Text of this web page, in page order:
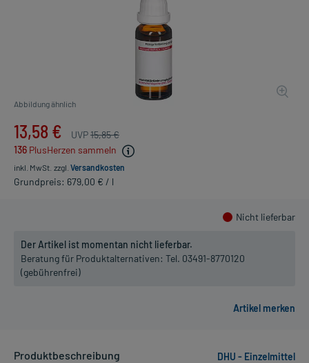
Abbildung ähnlich
13,58 € UVP15,85 €
136 PlusHerzen sammeln
inkl. MwSt. zzgl. Versandkosten
Grundpreis: 679,00 € / l
Nicht lieferbar
Der Artikel ist momentan nicht lieferbar.
Beratung für Produktalternativen: Tel. 03491-8770120
(gebührenfrei)
Produktbeschreibung
DHU - Einzelmittel